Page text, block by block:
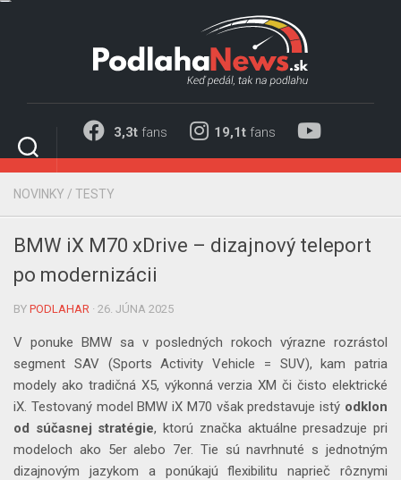
3,3tfans 19,1tfans
NOVINKY / TESTY
BMW iX M70 xDrive – dizajnový teleport
po modernizácii
BY PODLAHAR · 26. JÚNA 2025
V ponuke BMW sa v posledných rokoch výrazne rozrástol
segment SAV (Sports Activity Vehicle = SUV), kam patria
modely ako tradičná X5, výkonná verzia XM či čisto elektrické
iX. Testovaný model BMW iX M70 však predstavuje istý odklon
od súčasnej stratégie, ktorú značka aktuálne presadzuje pri
modeloch ako 5er alebo 7er. Tie sú navrhnuté s jednotným
dizajnovým jazykom a ponúkajú flexibilitu naprieč rôznymi